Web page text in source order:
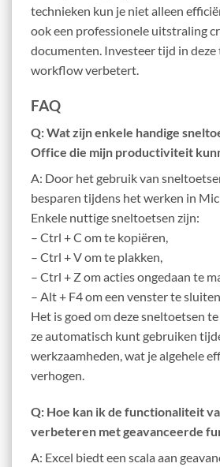
technieken kun je niet alleen
ook een professionele uitstraling
documenten. Investeer tijd in deze
workflow verbetert.
FAQ
Q: Wat zijn enkele handige
Office die mijn productiviteit
A: Door het gebruik van
besparen tijdens het werken in
Enkele nuttige sneltoetsen zijn:
– Ctrl + C om te kopiëren,
– Ctrl + V om te plakken,
– Ctrl + Z om acties ongedaan te
– Alt + F4 om een venster te
Het is goed om deze sneltoetsen
ze automatisch kunt gebruiken
werkzaamheden, wat je algehele
verhogen.
Q: Hoe kan ik de functionaliteit
verbeteren met geavanceerde
A: Excel biedt een scala aan